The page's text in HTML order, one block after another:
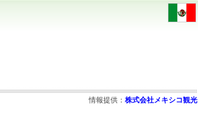
情報提供： 株式会社メキシコ観光